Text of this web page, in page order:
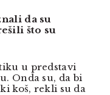
da su
što su
u predstavi
Onda su, da bi
koš, rekli su da